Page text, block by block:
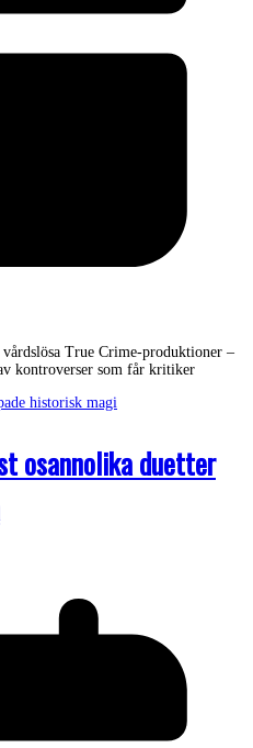
True Crime-produktioner –
kontroverser som får kritiker
osannolika duetter